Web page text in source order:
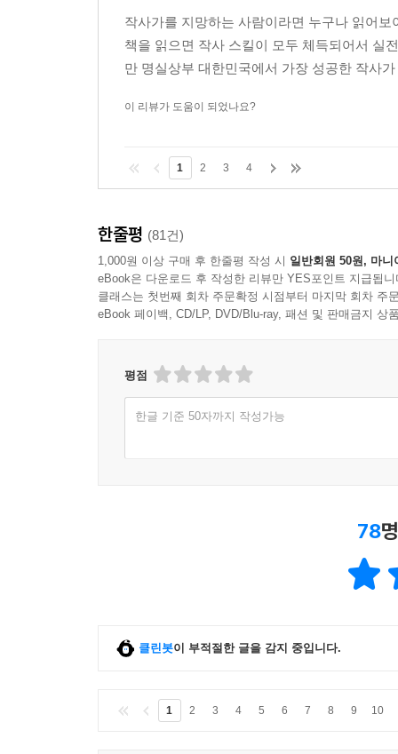
작사가를 지망하는 사람이라면 누구나 읽어
책을 읽으면 작사 스킬이 모두 체득되어서 실
만 명실상부 대한민국에서 가장 성공한 작사
이 리뷰가 도움이 되었나요?
1 2 3 4
한줄평 (81건)
1,000원 이상 구매 후 한줄평 작성 시 일반회원 50원, 마니
eBook은 다운로드 후 작성한 리뷰만 YES포인트 지급됩니
클래스는 첫번째 회차 주문확정 시점부터 마지막 회차 주
eBook 페이백, CD/LP, DVD/Blu-ray, 패션 및 판매금지 상
평점
한글 기준 50자까지 작성가능
78
클린봇이 부적절한 글을 감지 중입니다.
1 2 3 4 5 6 7 8 9 10